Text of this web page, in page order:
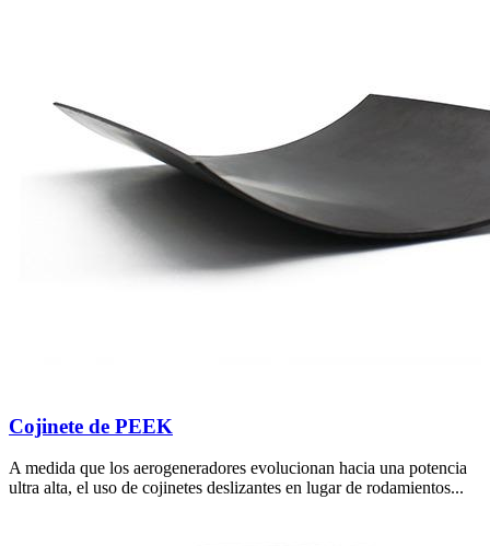
Cojinete de PEEK
A medida que los aerogeneradores evolucionan hacia una potencia
ultra alta, el uso de cojinetes deslizantes en lugar de rodamientos...